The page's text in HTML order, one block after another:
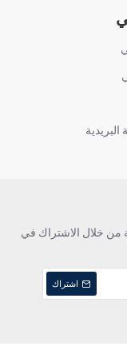
البريدية
من خلال الاشتراك في
اشتراك